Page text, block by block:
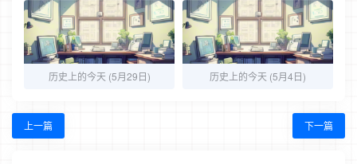
历史上的今天 (5月29日) 历史上的今天 (5月4日)
上一篇 下一篇